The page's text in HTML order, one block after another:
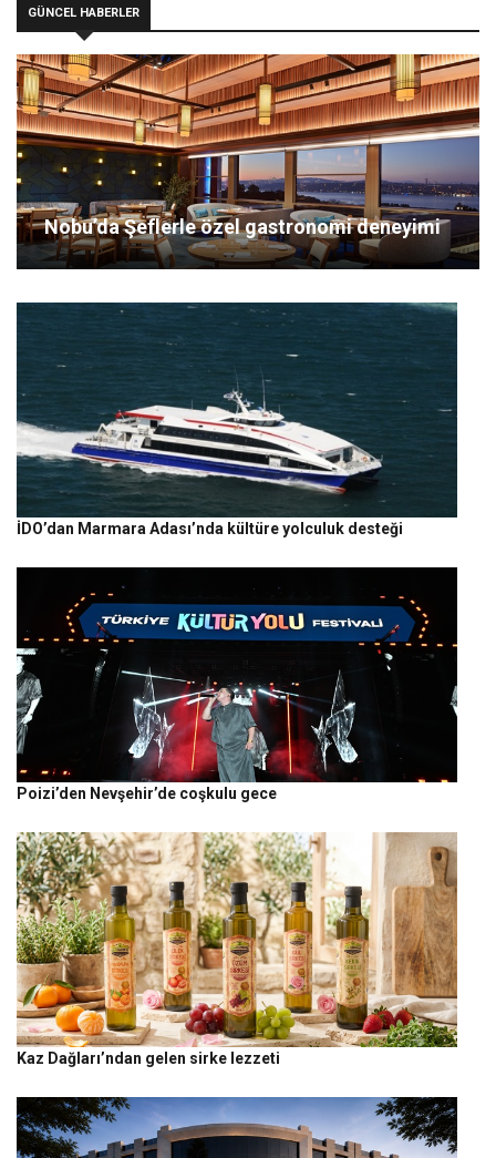
GÜNCEL HABERLER
Nobu’da Şeflerle özel gastronomi deneyimi
İDO’dan Marmara Adası’nda kültüre yolculuk desteği
Poizi’den Nevşehir’de coşkulu gece
Kaz Dağları’ndan gelen sirke lezzeti